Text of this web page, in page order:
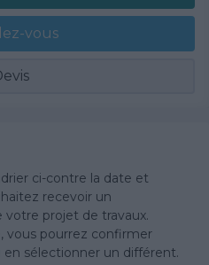
vous
ci-contre la date et
recevoir un
votre projet de travaux.
vous pourrez confirmer
en sélectionner un différent.